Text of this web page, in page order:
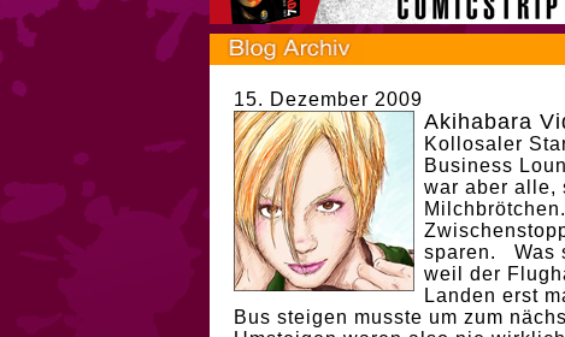
15. Dezember 2009
Akihabara
Kollosaler
Business
war aber alle,
sparen. Was
weil der
Landen erst
Bus steigen musste um zum